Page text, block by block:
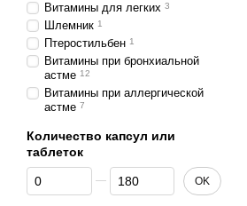
Витамины для легких 3
Шлемник 1
Птеростильбен 1
Витамины при бронхиальной
астме 12
Витамины при аллергической
астме 7
Количество капсул или
таблеток
От Количество капсул или таблеток
До Количество капсул или таблеток
OK